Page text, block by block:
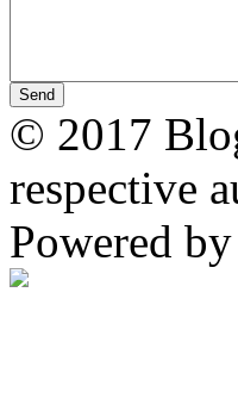
© 2017
respective
Powered